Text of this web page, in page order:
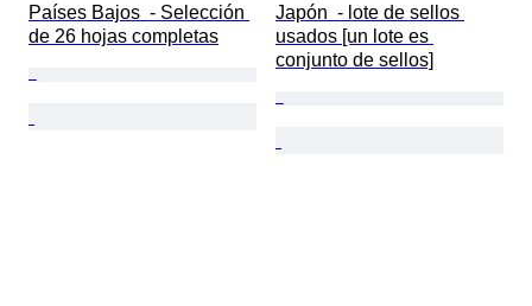
Países Bajos  - Selección
de 26 hojas completas
Japón  - lote de sellos
usados [un lote es
conjunto de sellos]